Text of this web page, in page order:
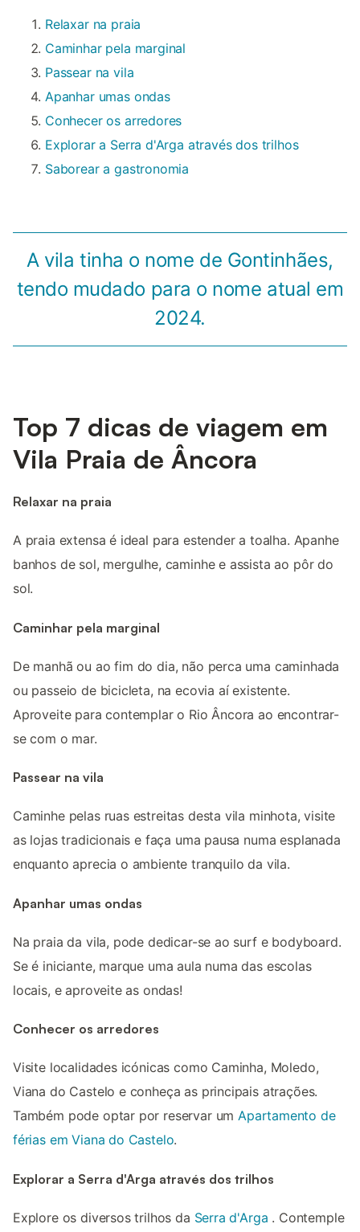
Relaxar na praia
Caminhar pela marginal
Passear na vila
Apanhar umas ondas
Conhecer os arredores
Explorar a Serra d'Arga através dos trilhos
Saborear a gastronomia
A vila tinha o nome de Gontinhães,
tendo mudado para o nome atual em
2024.
Top 7 dicas de viagem em
Vila Praia de Âncora
Relaxar na praia
A praia extensa é ideal para estender a toalha. Apanhe
banhos de sol, mergulhe, caminhe e assista ao pôr do
sol.
Caminhar pela marginal
De manhã ou ao fim do dia, não perca uma caminhada
ou passeio de bicicleta, na ecovia aí existente.
Aproveite para contemplar o Rio Âncora ao encontrar-
se com o mar.
Passear na vila
Caminhe pelas ruas estreitas desta vila minhota, visite
as lojas tradicionais e faça uma pausa numa esplanada
enquanto aprecia o ambiente tranquilo da vila.
Apanhar umas ondas
Na praia da vila, pode dedicar-se ao surf e bodyboard.
Se é iniciante, marque uma aula numa das escolas
locais, e aproveite as ondas!
Conhecer os arredores
Visite localidades icónicas como Caminha, Moledo,
Viana do Castelo e conheça as principais atrações.
Também pode optar por reservar umApartamento de
férias em Viana do Castelo.
Explorar a Serra d'Arga através dos trilhos
Explore os diversos trilhos da Serra d'Arga . Contemple